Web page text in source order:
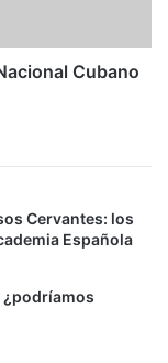
Cubano
Cervantes: los
Española
¿podríamos